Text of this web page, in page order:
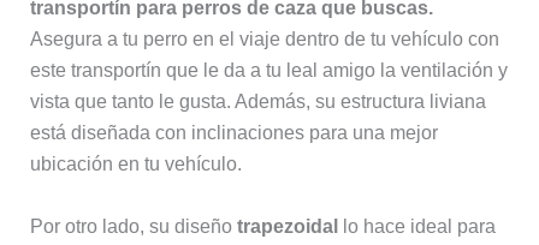
transportín para perros de caza que buscas.
Asegura a tu perro en el viaje dentro de tu vehículo con
este transportín que le da a tu leal amigo la ventilación y
vista que tanto le gusta. Además, su estructura liviana
está diseñada con inclinaciones para una mejor
ubicación en tu vehículo.
Por otro lado, su diseño trapezoidal
lo hace ideal para